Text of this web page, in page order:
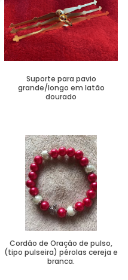
Suporte para pavio
grande/longo em latão
dourado
Cordão de Oração de pulso,
(tipo pulseira) pérolas cereja e
branca.